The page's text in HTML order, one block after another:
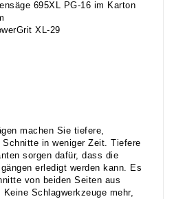
695XL PG-16 im Karton
XL-29
machen Sie tiefere,
Schnitte in weniger Zeit. Tiefere
sorgen dafür, dass die
erledigt werden kann. Es
von beiden Seiten aus
Schlagwerkzeuge mehr,